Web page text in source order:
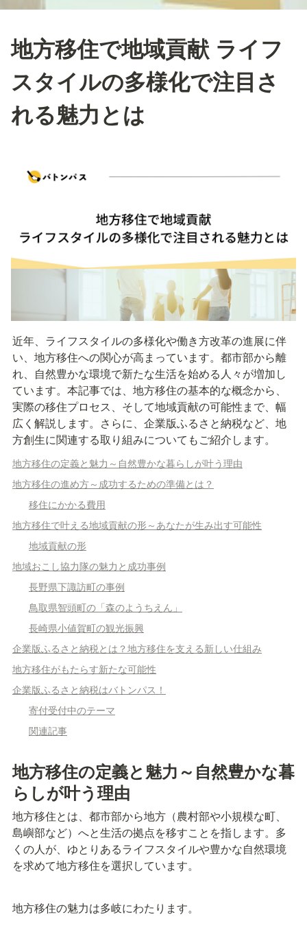
地方移住で地域貢献 ライフ
スタイルの多様化で注目さ
れる魅力とは
近年、ライフスタイルの多様化や働き方改革の進展に伴
い、地方移住への関心が高まっています。都市部から離
れ、自然豊かな環境で新たな生活を始める人々が増加し
ています。本記事では、地方移住の基本的な概念から、
実際の移住プロセス、そして地域貢献の可能性まで、幅
広く解説します。さらに、企業版ふるさと納税など、地
方創生に関連する取り組みについてもご紹介します。
地方移住の定義と魅力～自然豊かな暮らしが叶う理由
地方移住の進め方～成功するための準備とは？
移住にかかる費用
地方移住で叶える地域貢献の形～あなたが生み出す可能性
地域貢献の形
地域おこし協力隊の魅力と成功事例
長野県下諏訪町の事例
鳥取県智頭町の「森のようちえん」
長崎県小値賀町の観光振興
企業版ふるさと納税とは？地方移住を支える新しい仕組み
地方移住がもたらす新たな可能性
企業版ふるさと納税はバトンパス！
寄付受付中のテーマ
関連記事
地方移住の定義と魅力～自然豊かな暮
らしが叶う理由
地方移住とは、都市部から地方（農村部や小規模な町、
島嶼部など）へと生活の拠点を移すことを指します。多
くの人が、ゆとりあるライフスタイルや豊かな自然環境
を求めて地方移住を選択しています。
地方移住の魅力は多岐にわたります。